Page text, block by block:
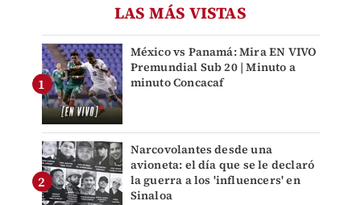
LAS MÁS VISTAS
México vs Panamá: Mira EN VIVO
Premundial Sub 20 | Minuto a
minuto Concacaf
Narcovolantes desde una
avioneta: el día que se le declaró
la guerra a los 'influencers' en
Sinaloa